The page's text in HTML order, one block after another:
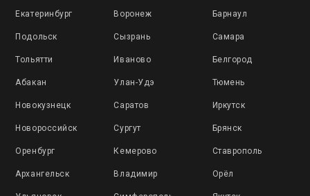
Екатеринбург Воронеж Барнаул
Подольск Сызрань Самара
Тольятти Иваново Белгород
Абакан Улан-Удэ Тюмень
Новокузнецк Саратов Иркутск
Новороссийск Сургут Брянск
Оренбург Кемерово Ставрополь
Архангельск Владимир Орёл